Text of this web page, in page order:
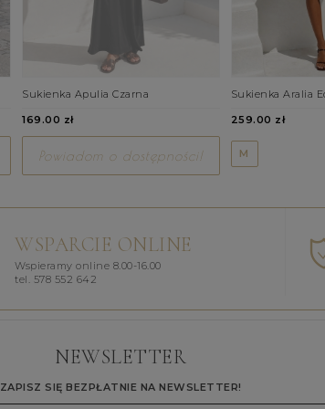
Sukienka Apulia Czarna
169.00 zł
Powiadom o dostępności!
Sukienka Aralia
259.00 zł
M
WSPARCIE ONLINE
Wspieramy online 8.00-16.00
tel. 578 552 642
NEWSLETTER
ZAPISZ SIĘ BEZPŁATNIE NA NEWSLETTER!